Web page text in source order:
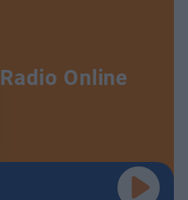
Radio Online